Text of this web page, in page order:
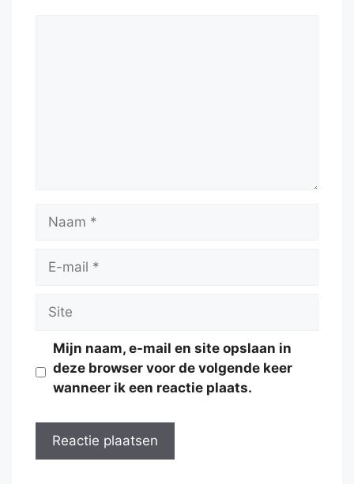
Naam
Site
Mijn naam, e-mail en site opslaan in
deze browser voor de volgende keer
wanneer ik een reactie plaats.